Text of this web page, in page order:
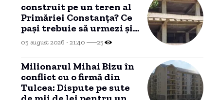
construit pe un teren al
Primăriei Constanța? Ce
pași trebuie să urmezi și
ce costuri implică
05 august 2026 - 21:40 25
Milionarul Mihai Bizu în
conflict cu o firmă din
Tulcea: Dispute pe sute